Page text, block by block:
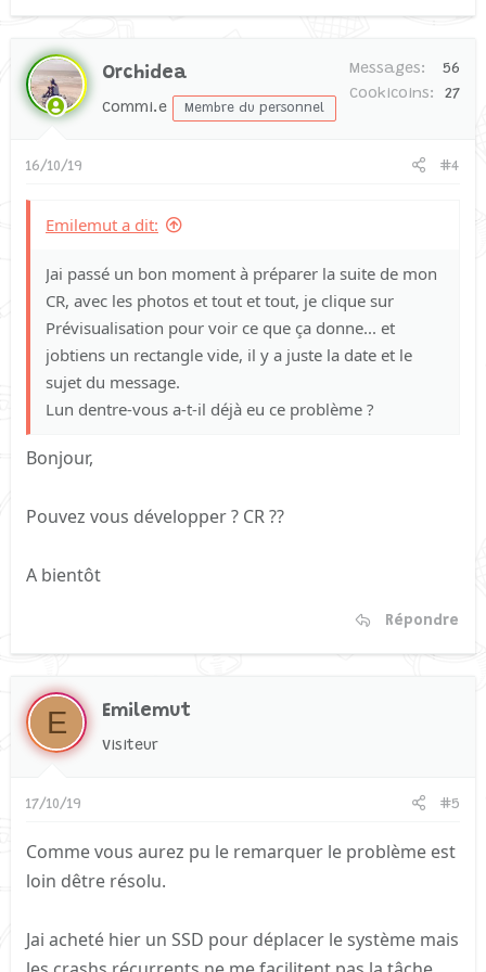
Orchidea
Commi.e Membre du personnel
Messages
56
Cookicoins
27
16/10/19 #4
Emilemut a dit:
Jai passé un bon moment à préparer la suite de mon
CR, avec les photos et tout et tout, je clique sur
Prévisualisation pour voir ce que ça donne... et
jobtiens un rectangle vide, il y a juste la date et le
sujet du message.
Lun dentre-vous a-t-il déjà eu ce problème ?
Bonjour,
Pouvez vous développer ? CR ??
A bientôt
Répondre
E Emilemut
Visiteur
17/10/19 #5
Comme vous aurez pu le remarquer le problème est
loin dêtre résolu.
Jai acheté hier un SSD pour déplacer le système mais